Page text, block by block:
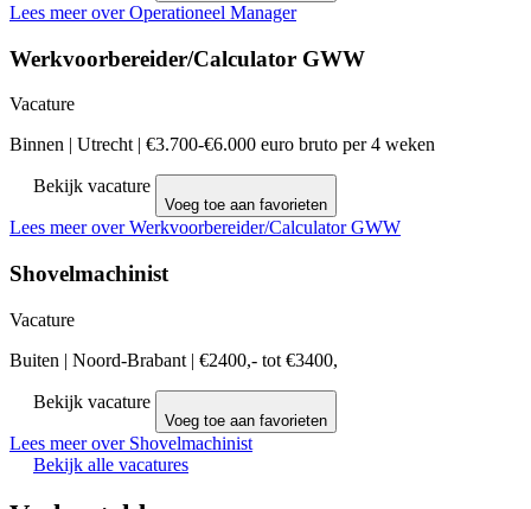
Lees meer over Operationeel Manager
Werkvoorbereider/Calculator GWW
Vacature
Binnen | Utrecht | €3.700-€6.000 euro bruto per 4 weken
Bekijk vacature
Voeg toe aan favorieten
Lees meer over Werkvoorbereider/Calculator GWW
Shovelmachinist
Vacature
Buiten | Noord-Brabant | €2400,- tot €3400,
Bekijk vacature
Voeg toe aan favorieten
Lees meer over Shovelmachinist
Bekijk alle vacatures